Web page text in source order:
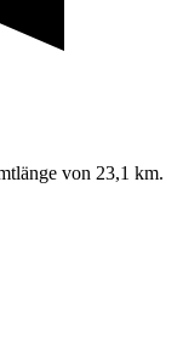
von 23,1 km.